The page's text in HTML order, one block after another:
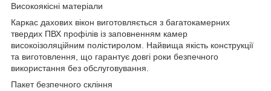
Високоякісні матеріали
Каркас дахових вікон виготовляється з багатокамерних
твердих ПВХ профілів із заповненням камер
високоізоляційним полістиролом. Найвища якість конструкції
та виготовлення, що гарантує довгі роки безпечного
використання без обслуговування.
Пакет безпечного скління